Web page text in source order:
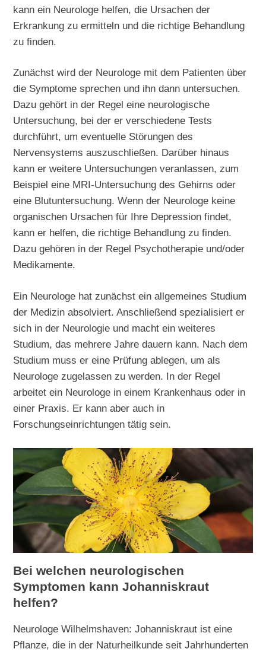
kann ein Neurologe helfen, die Ursachen der
Erkrankung zu ermitteln und die richtige Behandlung
zu finden.
Zunächst wird der Neurologe mit dem Patienten über
die Symptome sprechen und ihn dann untersuchen.
Dazu gehört in der Regel eine neurologische
Untersuchung, bei der er verschiedene Tests
durchführt, um eventuelle Störungen des
Nervensystems auszuschließen. Darüber hinaus
kann er weitere Untersuchungen veranlassen, zum
Beispiel eine MRI-Untersuchung des Gehirns oder
eine Blutuntersuchung. Wenn der Neurologe keine
organischen Ursachen für Ihre Depression findet,
kann er helfen, die richtige Behandlung zu finden.
Dazu gehören in der Regel Psychotherapie und/oder
Medikamente.
Ein Neurologe hat zunächst ein allgemeines Studium
der Medizin absolviert. Anschließend spezialisiert er
sich in der Neurologie und macht ein weiteres
Studium, das mehrere Jahre dauern kann. Nach dem
Studium muss er eine Prüfung ablegen, um als
Neurologe zugelassen zu werden. In der Regel
arbeitet ein Neurologe in einem Krankenhaus oder in
einer Praxis. Er kann aber auch in
Forschungseinrichtungen tätig sein.
Bei welchen neurologischen
Symptomen kann Johanniskraut
helfen?
Neurologe Wilhelmshaven: Johanniskraut ist eine
Pflanze, die in der Naturheilkunde seit Jahrhunderten